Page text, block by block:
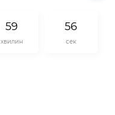
59
хвилин
55
сек